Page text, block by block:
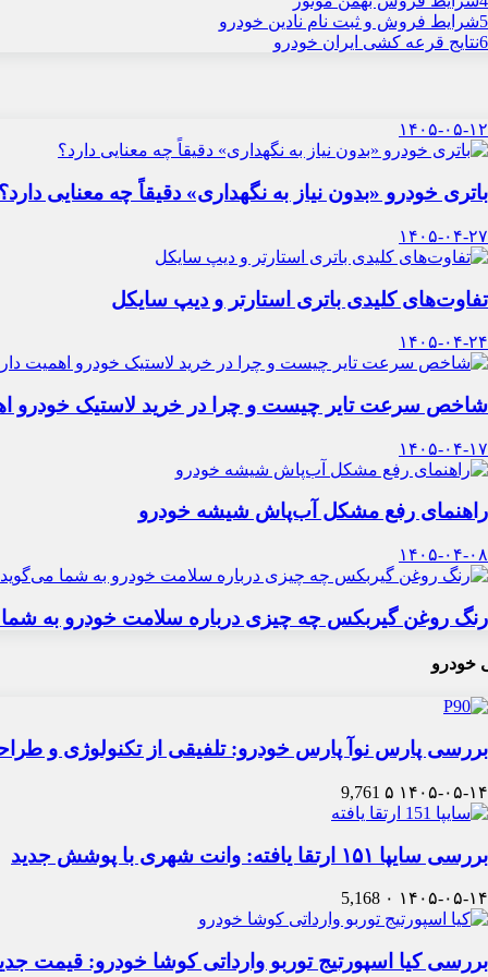
5شرایط فروش و ثبت نام نادین خودرو
6نتایج قرعه کشی ایران خودرو
۱۴۰۵-۰۵-۱۲
باتری خودرو «بدون نیاز به نگهداری» دقیقاً چه معنایی دارد؟
۱۴۰۵-۰۴-۲۷
تفاوت‌های کلیدی باتری استارتر و دیپ سایکل
۱۴۰۵-۰۴-۲۴
شاخص سرعت تایر چیست و چرا در خرید لاستیک خودرو
۱۴۰۵-۰۴-۱۷
راهنمای رفع مشکل آب‌پاش شیشه خودرو
۱۴۰۵-۰۴-۰۸
رنگ روغن گیربکس چه چیزی درباره سلامت خودرو به
خودرو
بررسی پارس نوآ پارس خودرو: تلفیقی از تکنولوژی و
۱۴۰۵-۰۵-۱۴ ۵ 9,761
بررسی سایپا ۱۵۱ ارتقا یافته: وانت شهری با پوشش جدید
۱۴۰۵-۰۵-۱۴ ۰ 5,168
بررسی کیا اسپورتیج توربو وارداتی کوشا خودرو: قیمت